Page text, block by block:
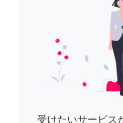
受けたいサービス